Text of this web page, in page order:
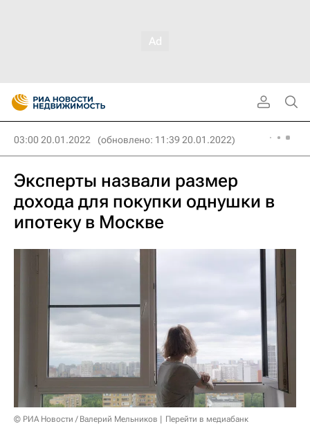
03:00 20.01.2022 (обновлено: 11:39 20.01.2022)
Эксперты назвали размер
дохода для покупки однушки в
ипотеку в Москве
© РИА Новости / Валерий Мельников Перейти в медиабанк